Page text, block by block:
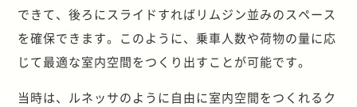
できて、後ろにスライドすればリムジン並みのスペース
を確保できます。このように、乗車人数や荷物の量に応
じて最適な室内空間をつくり出すことが可能です。
当時は、ルネッサのように自由に室内空間をつくれるク